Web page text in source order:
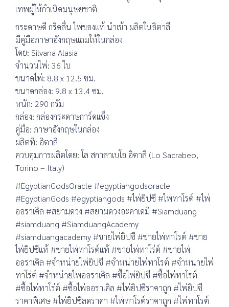
เทพผู้ให้กำเนิดมนุษยชาติ
กระดาษดี กรีดลื่น ไพ่ของแท้ นำเข้า ผลิตในอิตาลี
มีคู่มือภาษาอังกฤษแถมให้ในกล่อง
โดย: Silvana Alasia
จำนวนไพ่: 36 ใบ
ขนาดไพ่: 8.8 x 12.5 ซม.
ขนาดกล่อง: 9.8 x 13.4 ซม.
หนัก: 290 กรัม
กล่อง: กล่องกระดาษการ์ดแข็ง
คู่มือ: ภาษาอังกฤษในกล่อง
ผลิตที่: อิตาลี
ควบคุมการผลิตโดย: โล สกาลาเบโอ อิตาลี (Lo Sacrabeo,
Torino – Italy)
#EgyptianGodsOracle #egyptiangodsoracle
#EgyptianGods #egyptiangods #ไพ่ยิปซี #ไพ่ทาโรต์ #ไพ่
ออราเคิล #สยามดวง #สยามดวงอะคาเดมี่ #Siamduang
#siamduang #SiamduangAcademy
#siamduangacademy #ขายไพ่ยิปซี #ขายไพ่ทาโรต์ #ขาย
ไพ่ยิปซีแท้ #ขายไพ่ทาโรต์แท้ #ขายไพ่ทาโร่ต์ #ขายไพ่
ออราเคิล #จำหน่ายไพ่ยิปซี #จำหน่ายไพ่ทาโรต์ #จำหน่ายไพ่
ทาโร่ต์ #จำหน่ายไพ่ออราเคิล #ซื้อไพ่ยิปซี #ซื้อไพ่ทาโรต์
#ซื้อไพ่ทาโร่ต์ #ซื้อไพ่ออราเคิล #ไพ่ยิปซีราคาถูก #ไพ่ยิปซี
ราคาพิเศษ #ไพ่ยิปซีลดราคา #ไพ่ทาโรต์ราคาถูก #ไพ่ทาโรต์